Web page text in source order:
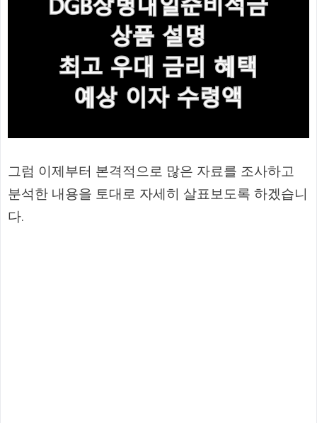
그럼 이제부터 본격적으로 많은 자료를 조사하고
분석한 내용을 토대로 자세히 살표보도록 하겠습니
다.